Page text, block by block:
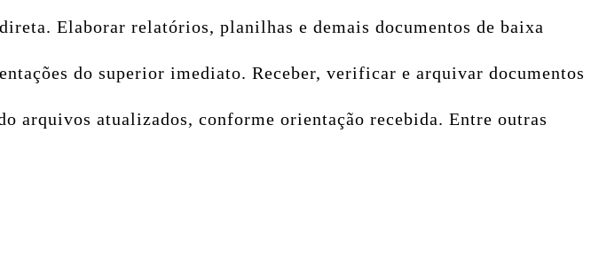
Elaborar relatórios, planilhas e demais documentos de baixa
do superior imediato. Receber, verificar e arquivar documentos
arquivos atualizados, conforme orientação recebida. Entre outras